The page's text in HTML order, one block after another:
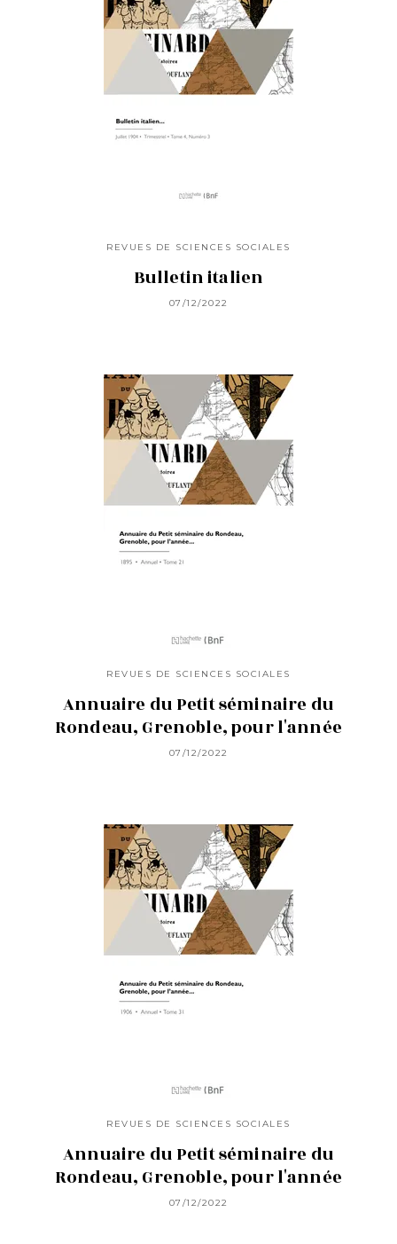
REVUES DE SCIENCES SOCIALES
Bulletin italien
07/12/2022
REVUES DE SCIENCES SOCIALES
Annuaire du Petit séminaire du
Rondeau, Grenoble, pour l'année
07/12/2022
REVUES DE SCIENCES SOCIALES
Annuaire du Petit séminaire du
Rondeau, Grenoble, pour l'année
07/12/2022